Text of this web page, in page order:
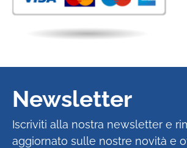
Newsletter
Iscriviti alla nostra newsletter e
aggiornato sulle nostre novità e